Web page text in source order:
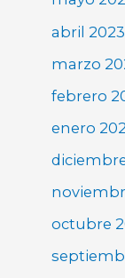
abril 2023
marzo
febrero
enero
octubre